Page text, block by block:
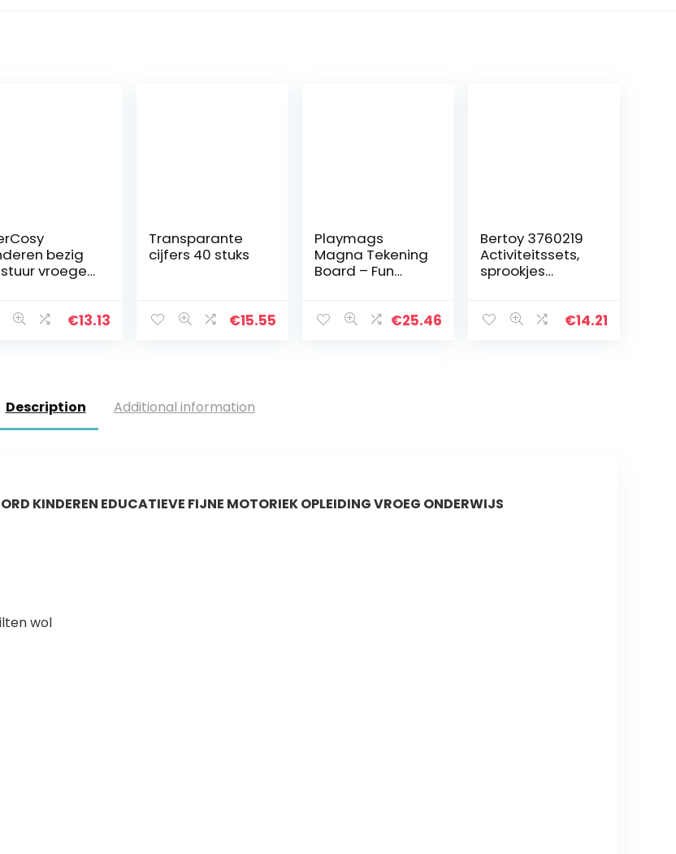
bezig
vroege
speelgoed
€13.13
Transparante
cijfers 40 stuks
€15.55
Playmags
Magna Tekening
Board – Fun
Tablet W / 748
€25.46
Bertoy 3760219
Activiteitssets,
sprookjes
€14.21
Description Additional information
KINDEREN EDUCATIEVE FIJNE MOTORIEK OPLEIDING VROEG ONDERWIJS
wol